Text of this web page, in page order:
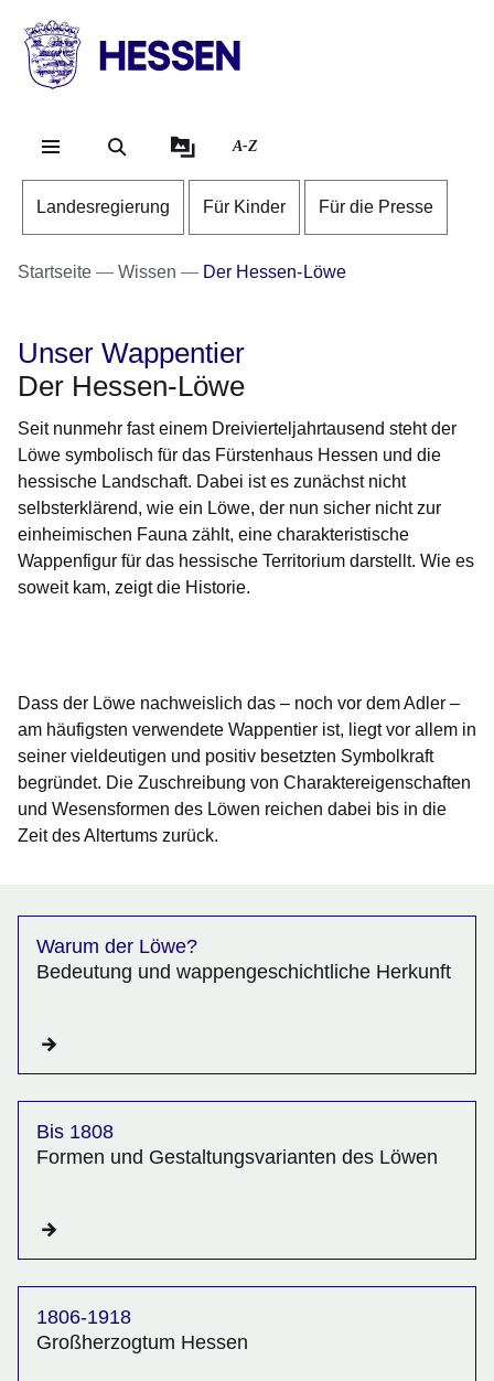
HESSEN
Landesregierung
A-Z
Landesregierung Für Kinder Für die Presse
Startseite Wissen Der Hessen-Löwe
Unser Wappentier
Der Hessen-Löwe
Seit nunmehr fast einem Dreivierteljahrtausend steht der
Löwe symbolisch für das Fürsten­haus Hessen und die
hessische Landschaft. Dabei ist es zunächst nicht
selbsterklärend, wie ein Löwe, der nun sicher nicht zur
einheimischen Fauna zählt, eine charakteristische
Wappenfigur für das hessische Territorium darstellt. Wie es
soweit kam, zeigt die Historie.
Dass der Löwe nachweislich das – noch vor dem Adler –
am häufigsten verwendete Wappen­tier ist, liegt vor allem in
seiner vieldeutigen und positiv besetzten Symbolkraft
begründet. Die Zuschreibung von Charaktereigenschaften
und Wesensformen des Löwen reichen dabei bis in die
Zeit des Altertums zurück.
Warum der Löwe?
Bedeutung und wappengeschichtliche Herkunft
Bis 1808
Formen und Ge­staltungs­variant­en des Löwen
1806-1918
Großherzogtum Hessen